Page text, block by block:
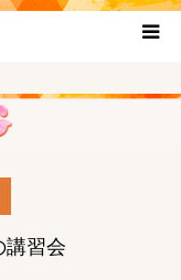
講習会